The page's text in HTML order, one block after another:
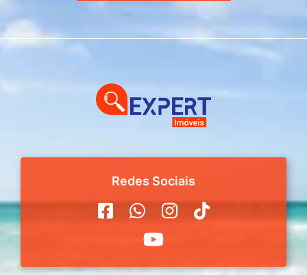
Redes Sociais